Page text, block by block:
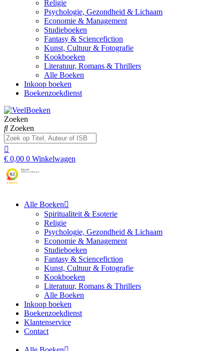
Religie
Psychologie, Gezondheid & Lichaam
Economie & Management
Studieboeken
Fantasy & Sciencefiction
Kunst, Cultuur & Fotografie
Kookboeken
Literatuur, Romans & Thrillers
Alle Boeken
Inkoop boeken
Boekenzoekdienst
Zoeken
Zoeken
€ 0,00 0 Winkelwagen
Alle Boeken
Spiritualiteit & Esoterie
Religie
Psychologie, Gezondheid & Lichaam
Economie & Management
Studieboeken
Fantasy & Sciencefiction
Kunst, Cultuur & Fotografie
Kookboeken
Literatuur, Romans & Thrillers
Alle Boeken
Inkoop boeken
Boekenzoekdienst
Klantenservice
Contact